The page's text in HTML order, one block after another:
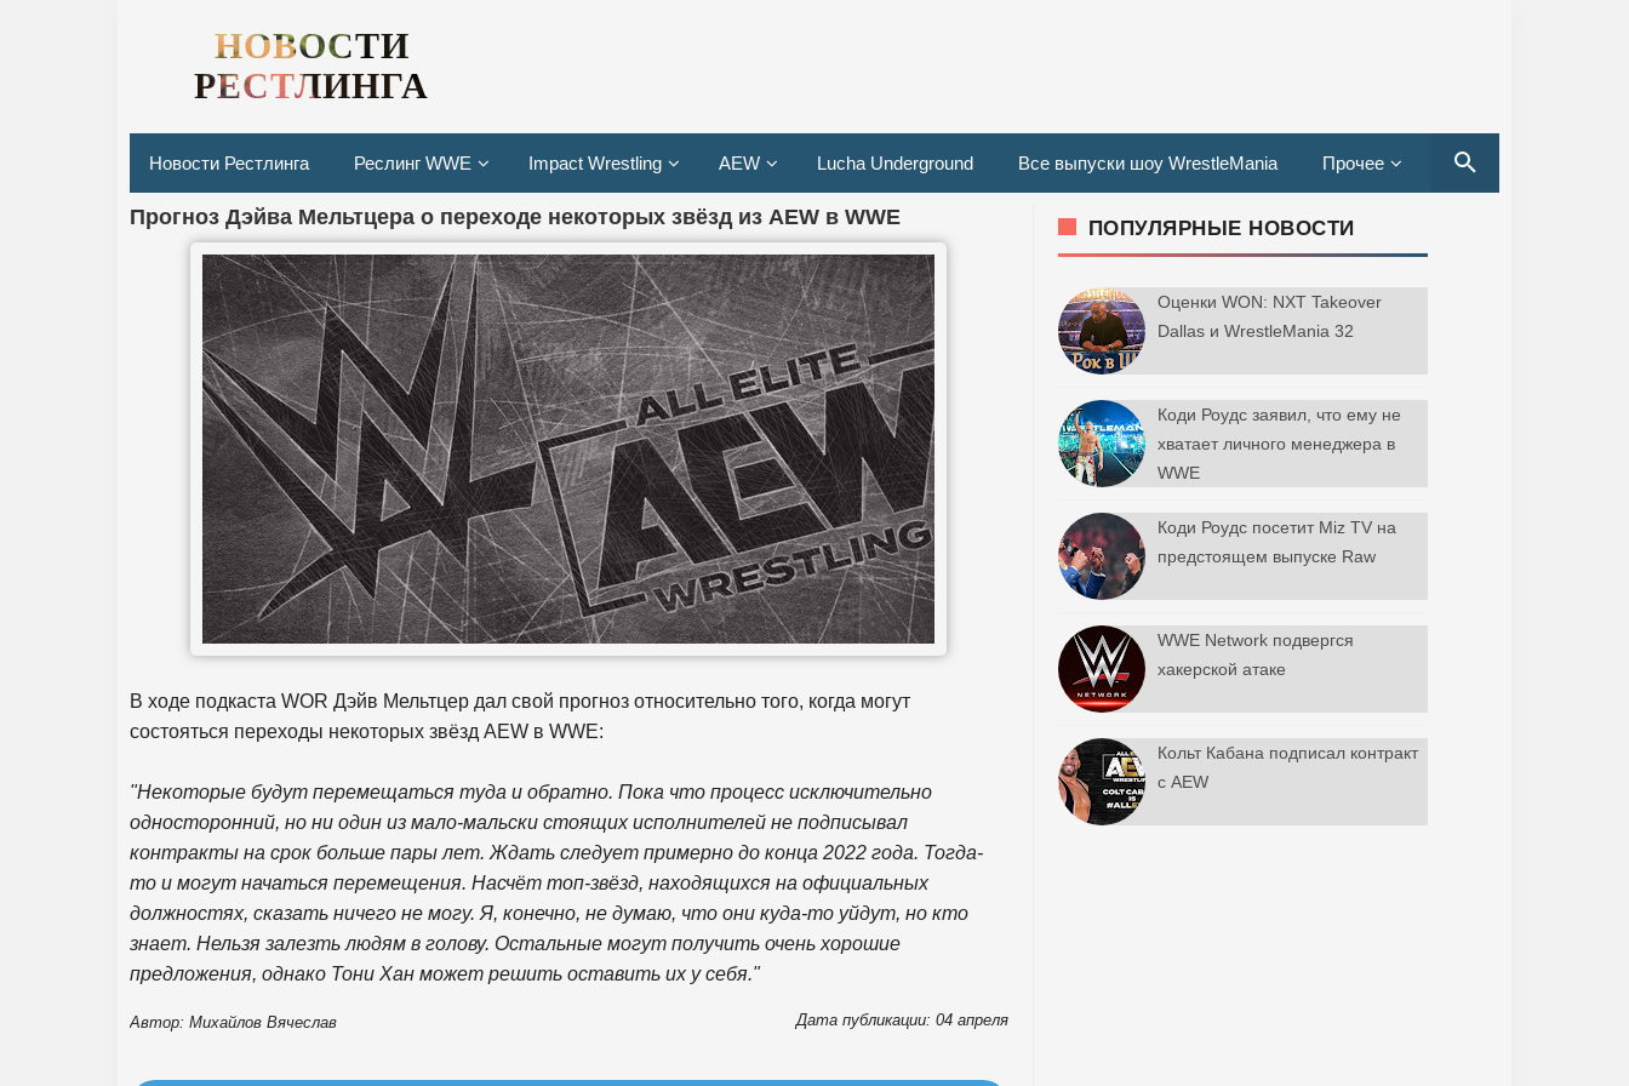
НОВОСТИ
РЕСТЛИНГА
Новости Рестлинга Реслинг WWE Impact Wrestling AEW Lucha Underground Все выпуски шоу WrestleMania Прочее
Прогноз Дэйва Мельтцера о переходе некоторых звёзд из AEW в WWE
В ходе подкаста WOR Дэйв Мельтцер дал свой прогноз относительно того, когда могут
состояться переходы некоторых звёзд AEW в WWE:
"Некоторые будут перемещаться туда и обратно. Пока что процесс исключительно
односторонний, но ни один из мало-мальски стоящих исполнителей не подписывал
контракты на срок больше пары лет. Ждать следует примерно до конца 2022 года. Тогда-
то и могут начаться перемещения. Насчёт топ-звёзд, находящихся на официальных
должностях, сказать ничего не могу. Я, конечно, не думаю, что они куда-то уйдут, но кто
знает. Нельзя залезть людям в голову. Остальные могут получить очень хорошие
предложения, однако Тони Хан может решить оставить их у себя."
Автор: Михайлов Вячеслав Дата публикации: 04 апреля
ПОПУЛЯРНЫЕ НОВОСТИ
Оценки WON: NXT Takeover
Dallas и WrestleMania 32
Коди Роудс заявил, что ему не
хватает личного менеджера в
WWE
Коди Роудс посетит Miz TV на
предстоящем выпуске Raw
WWE Network подвергся
хакерской атаке
Кольт Кабана подписал контракт
с AEW